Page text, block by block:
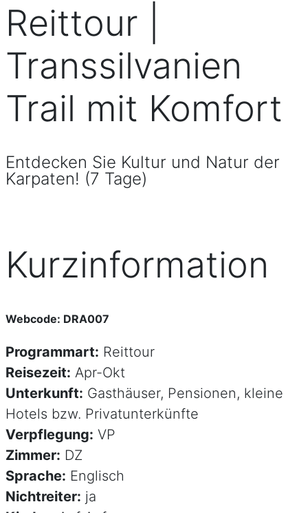
Reittour |
Transsilvanien
Trail mit Komfort
Entdecken Sie Kultur und Natur der
Karpaten! (7 Tage)
Kurzinformation
Webcode: DRA007
Programmart: Reittour
Reisezeit: Apr-Okt
Unterkunft: Gasthäuser, Pensionen, kleine
Hotels bzw. Privatunterkünfte
Verpflegung: VP
Zimmer: DZ
Sprache: Englisch
Nichtreiter: ja